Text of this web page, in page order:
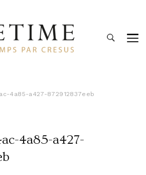
4a85-a427-872912837eeb
4a85-a427-